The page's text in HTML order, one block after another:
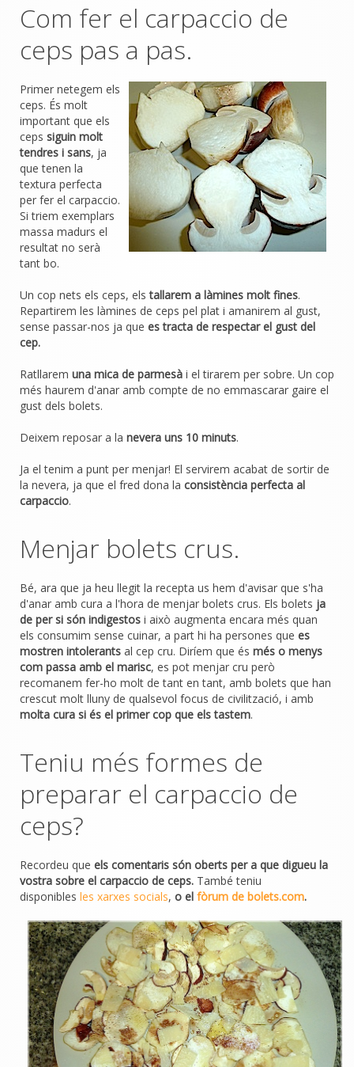
Com fer el carpaccio de
ceps pas a pas.
Primer netegem els
ceps. És molt
important que els
ceps siguin molt
tendres i sans, ja
que tenen la
textura perfecta
per fer el carpaccio.
Si triem exemplars
massa madurs el
resultat no serà
tant bo.
Un cop nets els ceps, elstallarem a làmines molt fines.
Repartirem les làmines de ceps pel plat i amanirem al gust,
sense passar-nos ja que es tracta de respectar el gust del
cep.
Ratllarem una mica de parmesà i el tirarem per sobre. Un cop
més haurem d'anar amb compte de no emmascarar gaire el
gust dels bolets.
Deixem reposar a la nevera uns 10 minuts.
Ja el tenim a punt per menjar! El servirem acabat de sortir de
la nevera, ja que el fred dona la consistència perfecta al
carpaccio.
Menjar bolets crus.
Bé, ara que ja heu llegit la recepta us hem d'avisar que s'ha
d'anar amb cura a l'hora de menjar bolets crus. Els bolets ja
de per si són indigestos i això augmenta encara més quan
els consumim sense cuinar, a part hi ha persones que es
mostren intolerants al cep cru. Diríem que és més o menys
com passa amb el marisc, es pot menjar cru però
recomanem fer-ho molt de tant en tant, amb bolets que han
crescut molt lluny de qualsevol focus de civilització, i amb
molta cura si és el primer cop que els tastem.
Teniu més formes de
preparar el carpaccio de
ceps?
Recordeu que els comentaris són oberts per a que digueu la
vostra sobre el carpaccio de ceps. També teniu
disponibles les xarxes socials, o el fòrum de bolets.com.